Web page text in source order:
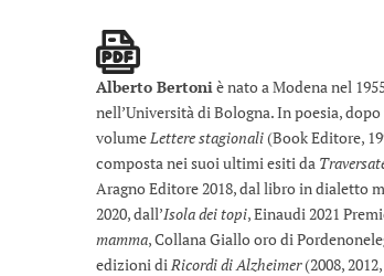
Alberto Bertoniè nato a Modena nel
nell’Università di Bologna. In poesia,
volumeLettere stagionali(Book Editore,
composta nei suoi ultimi esiti da
Aragno Editore 2018, dal libro in dialetto
2020, dall’Isola dei topi, Einaudi 2021
mamma, Collana Giallo oro di
edizioni diRicordi di Alzheimer(2008,